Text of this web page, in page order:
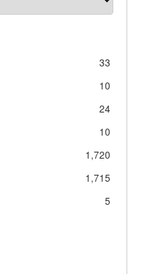
33
10
24
10
1,720
1,715
5